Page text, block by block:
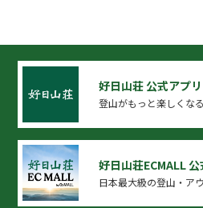
好日山荘 公式アプリ
登山がもっと楽しくな
好日山荘ECMALL 公
日本最大級の登山・ア